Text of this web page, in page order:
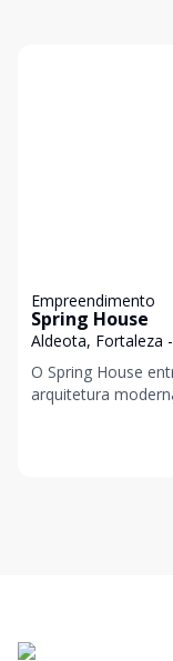
Empreendimento
Spring House
Aldeota, Fortaleza
O Spring House
arquitetura